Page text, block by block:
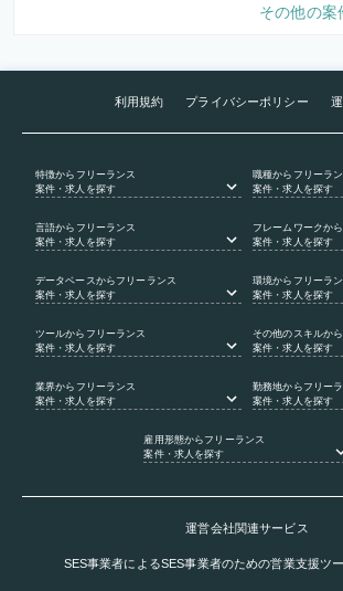
その他の案
利用規約 プライバシーポリシー
特徴からフリーランス
案件・求人を探す
職種からフリーラン
案件・求人を探す
言語からフリーランス
案件・求人を探す
フレームワークか
案件・求人を探す
データベース からフリーランス
案件・求人を探す
環境からフリーラン
案件・求人を探す
ツールからフリーランス
案件・求人を探す
その他のスキルか
案件・求人を探す
業界からフリーランス
案件・求人を探す
勤務地からフリー
案件・求人を探す
雇用形態からフリーランス
案件・求人を探す
運営会社関連サービス
SES事業者によるSES事業者のための営業支援ツ